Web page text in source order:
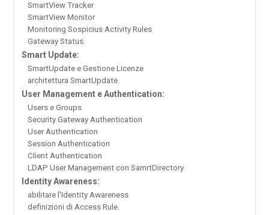
SmartView Tracker
SmartView Monitor
Monitoring Sospicius Activity Rules
Gateway Status.
Smart Update:
SmartUpdate e Gestione Licenze
architettura SmartUpdate.
User Management e Authentication:
Users e Groups
Security Gateway Authentication
User Authentication
Session Authentication
Client Authentication
LDAP User Management con SamrtDirectory.
Identity Awareness:
abilitare l'Identity Awareness
definizioni di Access Rule.